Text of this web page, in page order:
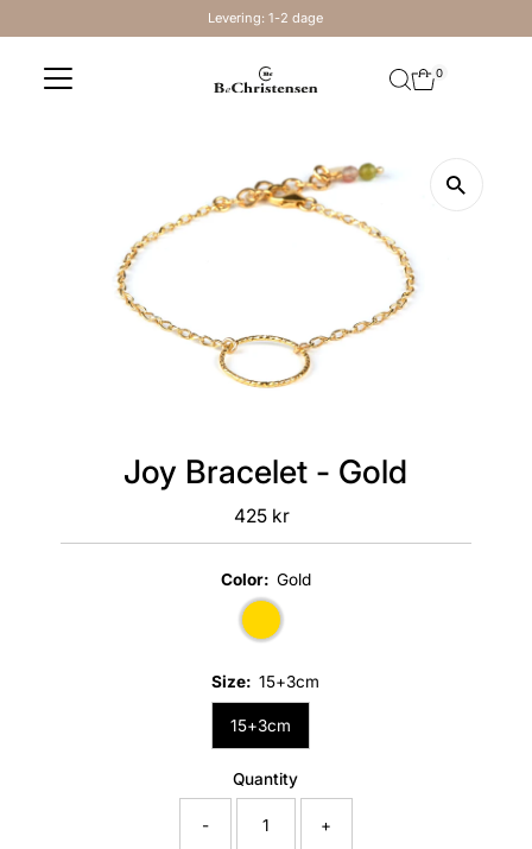
Levering: 1-2 dage
0
Joy Bracelet - Gold
Regular
Price
425 kr
Color: Gold
Size: 15+3cm
15+3cm
Quantity
- +